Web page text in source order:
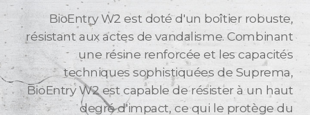
BioEntry W2 est doté d'un boîtier robuste,
résistant aux actes de vandalisme. Combinant
une résine renforcée et les capacités
techniques sophistiquées de Suprema,
BioEntry W2 est capable de résister à un haut
degré d'impact, ce qui le protège du